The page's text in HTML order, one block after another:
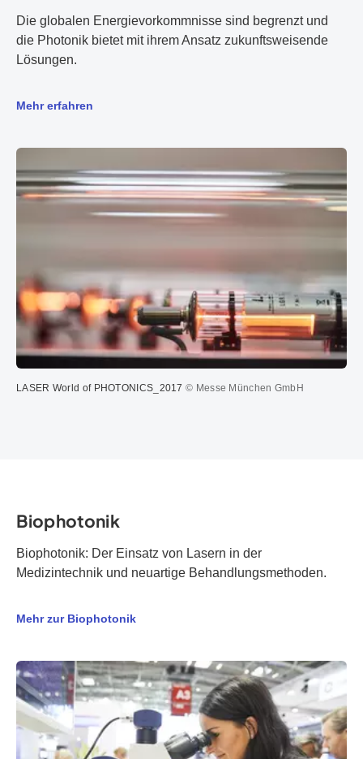
Die globalen Energievorkommnisse sind begrenzt und
die Photonik bietet mit ihrem Ansatz zukunftsweisende
Lösungen.
Mehr erfahren
LASER World of PHOTONICS_2017 © Messe München GmbH
Biophotonik
Biophotonik: Der Einsatz von Lasern in der
Medizintechnik und neuartige Behandlungsmethoden.
Mehr zur Biophotonik